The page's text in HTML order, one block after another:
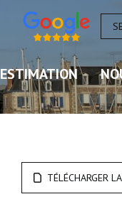
ESTIMATION
TÉLÉCHARGER